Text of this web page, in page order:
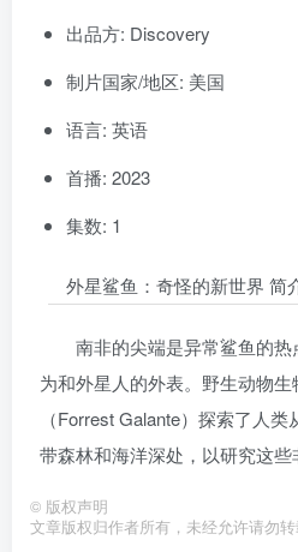
出品方: Discovery
制片国家/地区: 美国
语言: 英语
首播: 2023
集数: 1
外星鲨鱼：奇怪的新世界 简
南非的尖端是异常鲨鱼的
为和外星人的外表。野生动物生
（Forrest Galante）探索了人
带森林和海洋深处，以研究这些
© 版权声明
文章版权归作者所有，未经允许请勿转